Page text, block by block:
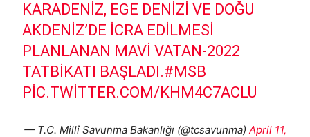
KARADENIZ, EGE DENIZI VE DOĞU
AKDENIZ’DE ICRA EDILMESI
PLANLANAN MAVI VATAN-2022
TATBIKATI BAŞLADI.#MSB
PIC.TWITTER.COM/KHM4C7ACLU
— T.C. Millî Savunma Bakanlığı (@tcsavunma) April 11,